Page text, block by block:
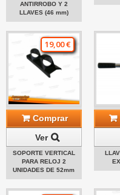
ANTIRROBO Y 2
LLAVES (46 mm)
19,00 €
Comprar
Ver
SOPORTE VERTICAL
PARA RELOJ 2
UNIDADES DE 52mm